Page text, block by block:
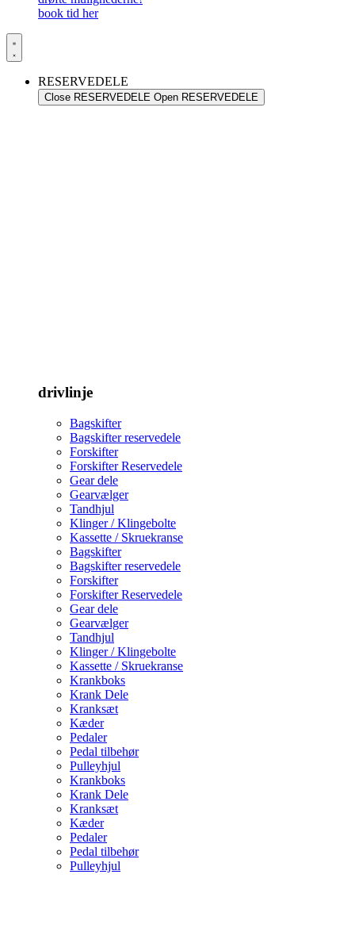
book tid her
RESERVEDELE
Close RESERVEDELE Open RESERVEDELE
drivlinje
Bagskifter
Bagskifter reservedele
Forskifter
Forskifter Reservedele
Gear dele
Gearvælger
Tandhjul
Klinger / Klingebolte
Kassette / Skruekranse
Bagskifter
Bagskifter reservedele
Forskifter
Forskifter Reservedele
Gear dele
Gearvælger
Tandhjul
Klinger / Klingebolte
Kassette / Skruekranse
Krankboks
Krank Dele
Kranksæt
Kæder
Pedaler
Pedal tilbehør
Pulleyhjul
Krankboks
Krank Dele
Kranksæt
Kæder
Pedaler
Pedal tilbehør
Pulleyhjul